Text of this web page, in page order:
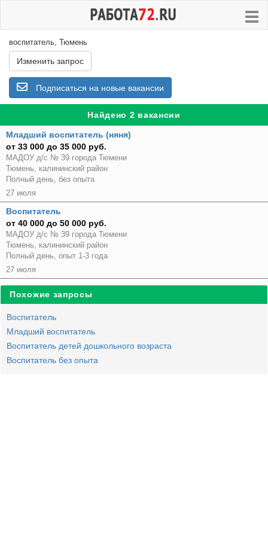
воспитатель, Тюмень
Изменить запрос
Подписаться на новые вакансии
Найдено 2 вакансии
Младший воспитатель (няня)
от 33 000 до 35 000 руб.
МАДОУ д/с № 39 города Тюмени
Тюмень, калининский район
Полный день, без опыта
27 июля
Воспитатель
от 40 000 до 50 000 руб.
МАДОУ д/с № 39 города Тюмени
Тюмень, калининский район
Полный день, опыт 1-3 года
27 июля
Похожие запросы
Воспитатель
Младший воспитатель
Воспитатель детей дошкольного возраста
Воспитатель без опыта